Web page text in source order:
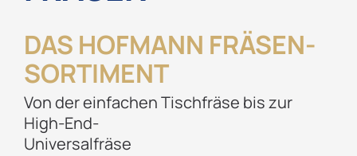
DAS HOFMANN FRÄSEN-
SORTIMENT
Von der einfachen Tischfräse bis zur
High-End-
Universalfräse